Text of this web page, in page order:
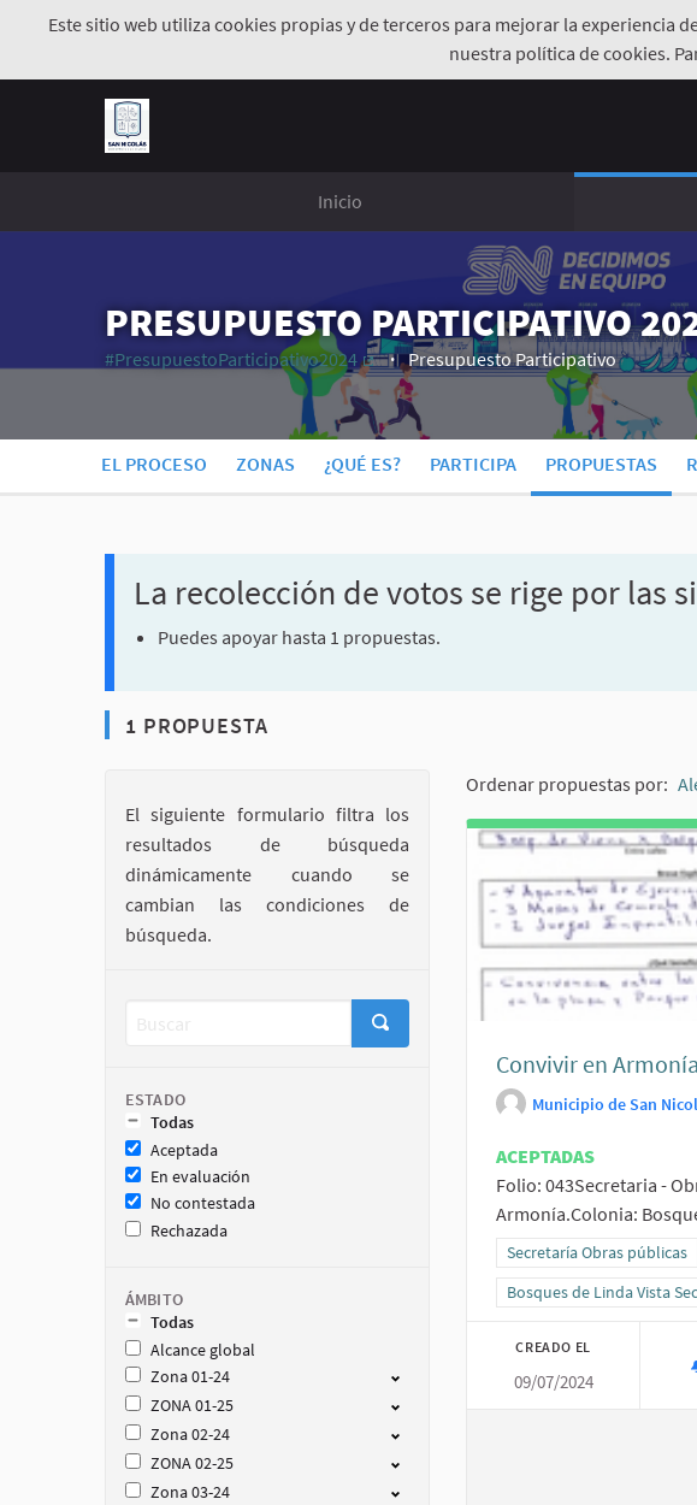
Este sitio web utiliza cookies propias y de terceros para mejorar la experiencia
nuestra política de cookies.
Inicio
PRESUPUESTO PARTICIPATIVO
#PresupuestoParticipativo2024
(Enlace externo)
Presupuesto Participativo
EL PROCESO ZONAS ¿QUÉ ES? PARTICIPA PROPUESTAS
La recolección de votos se rige por las
Puedes apoyar hasta 1 propuestas.
1 PROPUESTA
El siguiente formulario filtra los
resultados de búsqueda
dinámicamente cuando se
cambian las condiciones de
búsqueda.
ESTADO
Todas
Aceptada
En evaluación
No contestada
Rechazada
ÁMBITO
Todas
Alcance global
Zona 01-24
ZONA 01-25
Zona 02-24
ZONA 02-25
Zona 03-24
Ordenar propuestas por:
Convivir en
Municipio de San
ACEPTADAS
Folio: 043Secretaria -
Armonía.Colonia:
Resultados al filtrar por la
Secretaría Obras públicas
Resultados al filtrar por el
Bosques de Linda Vista
CREADO EL
09/07/2024